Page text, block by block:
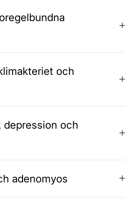
och
depression och
adenomyos